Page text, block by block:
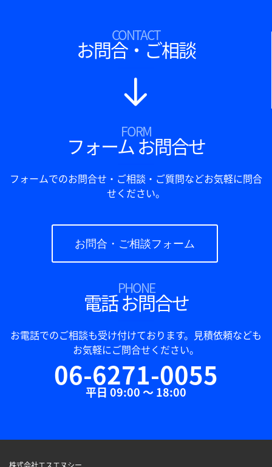
CONTACT
お問合・ご相談
FORM
フォーム お問合せ
フォームでのお問合せ・ご相談・ご質問などお気軽に問合
せください。
お問合・ご相談フォーム
PHONE
電話 お問合せ
お電話でのご相談も受け付けております。見積依頼なども
お気軽にご問合せください。
06-6271-0055
平日 09:00 ～ 18:00